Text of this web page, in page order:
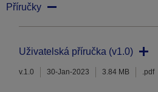
Příručky
Uživatelská příručka (v1.0)
v.1.0 30-Jan-2023 3.84 MB .pdf